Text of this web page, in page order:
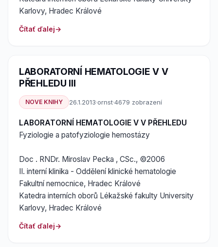
Karlovy, Hradec Králové
Čítať ďalej
LABORATORNÍ HEMATOLOGIE V V
PŘEHLEDU III
NOVE KNIHY 26.1.2013·ornst·4679 zobrazení
LABORATORNÍ HEMATOLOGIE V V PŘEHLEDU
Fyziologie a patofyziologie hemostázy
Doc . RNDr. Miroslav Pecka , CSc., ©2006
II. interní klinika - Oddělení klinické hematologie
Fakultní nemocnice, Hradec Králové
Katedra interních oborů Lékažské fakulty University
Karlovy, Hradec Králové
Čítať ďalej